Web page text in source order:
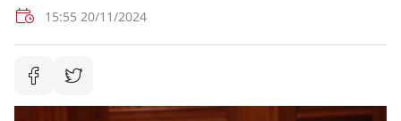
15:55 20/11/2024